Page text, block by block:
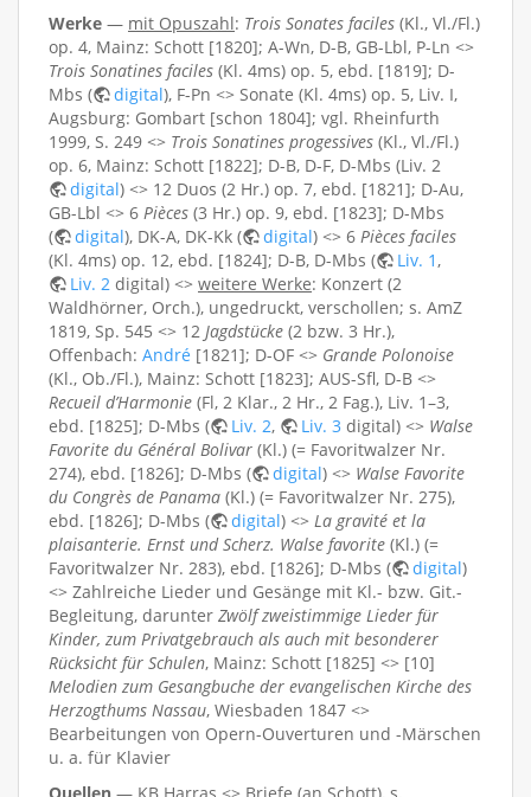
Werke — mit Opuszahl: Trois Sonates faciles (Kl., Vl./Fl.)
op. 4, Mainz: Schott [1820]; A-Wn, D-B, GB-Lbl, P-Ln <>
Trois Sonatines faciles (Kl. 4ms) op. 5, ebd. [1819]; D-
Mbs (
digital), F-Pn <> Sonate (Kl. 4ms) op. 5, Liv. I,
Augsburg: Gombart [schon 1804]; vgl. Rheinfurth
1999, S. 249 <> Trois Sonatines progessives (Kl., Vl./Fl.)
op. 6, Mainz: Schott [1822]; D-B, D-F, D-Mbs (Liv. 2
digital) <> 12 Duos (2 Hr.) op. 7, ebd. [1821]; D-Au,
GB-Lbl <> 6 Pièces (3 Hr.) op. 9, ebd. [1823]; D-Mbs
(
digital), DK-A, DK-Kk ( digital) <> 6 Pièces faciles
(Kl. 4ms) op. 12, ebd. [1824]; D-B, D-Mbs (
Liv. 1,
Liv. 2 digital) <> weitere Werke: Konzert (2
Waldhörner, Orch.), ungedruckt, verschollen; s. AmZ
1819, Sp. 545 <> 12 Jagdstücke (2 bzw. 3 Hr.),
Offenbach: André [1821]; D-OF <> Grande Polonoise
(Kl., Ob./Fl.), Mainz: Schott [1823]; AUS-Sfl, D-B <>
Recueil d’Harmonie (Fl, 2 Klar., 2 Hr., 2 Fag.), Liv. 1–3,
ebd. [1825]; D-Mbs (
Liv. 2, Liv. 3 digital) <> Walse
Favorite du Général Bolivar (Kl.) (= Favoritwalzer Nr.
274), ebd. [1826]; D-Mbs (
digital) <> Walse Favorite
du Congrès de Panama (Kl.) (= Favoritwalzer Nr. 275),
ebd. [1826]; D-Mbs (
digital) <> La gravité et la
plaisanterie. Ernst und Scherz. Walse favorite (Kl.) (=
Favoritwalzer Nr. 283), ebd. [1826]; D-Mbs (
digital)
<> Zahlreiche Lieder und Gesänge mit Kl.- bzw. Git.-
Begleitung, darunter Zwölf zweistimmige Lieder für
Kinder, zum Privatgebrauch als auch mit besonderer
Rücksicht für Schulen, Mainz: Schott [1825] <> [10]
Melodien zum Gesangbuche der evangelischen Kirche des
Herzogthums Nassau, Wiesbaden 1847 <>
Bearbeitungen von Opern-Ouverturen und -Märschen
u. a. für Klavier